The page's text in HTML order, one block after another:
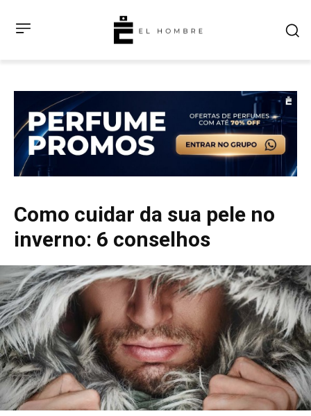
Como cuidar da sua pele no
inverno: 6 conselhos